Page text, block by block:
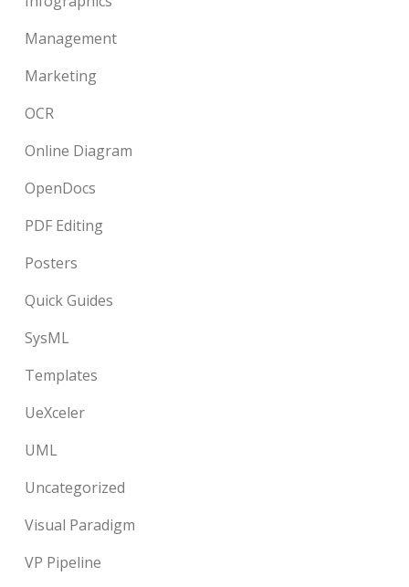
Management
Marketing
OCR
Online Diagram
OpenDocs
PDF Editing
Posters
Quick Guides
SysML
Templates
UeXceler
UML
Uncategorized
Visual Paradigm
VP Pipeline